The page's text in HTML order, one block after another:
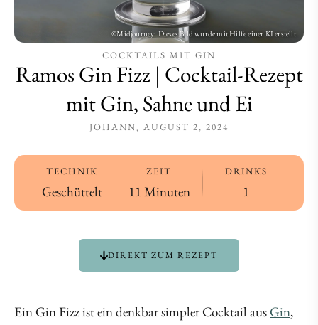
COCKTAILS MIT GIN
Ramos Gin Fizz | Cocktail-Rezept
mit Gin, Sahne und Ei
JOHANN AUGUST 2, 2024
TECHNIK
Geschüttelt
ZEIT
11 Minuten
DRINKS
1
DIREKT ZUM REZEPT
Ein Gin Fizz ist ein denkbar simpler Cocktail aus Gin,